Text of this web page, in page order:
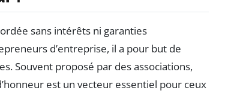
sans intérêts ni garanties
d’entreprise, il a pour but de
Souvent proposé par des associations,
est un vecteur essentiel pour ceux